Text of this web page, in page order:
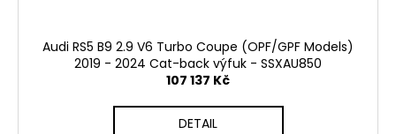
Audi RS5 B9 2.9 V6 Turbo Coupe (OPF/GPF Models)
2019 - 2024 Cat-back výfuk - SSXAU850
107 137 Kč
DETAIL